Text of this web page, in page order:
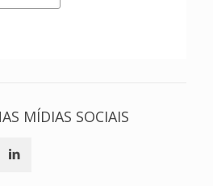
MÍDIAS SOCIAIS